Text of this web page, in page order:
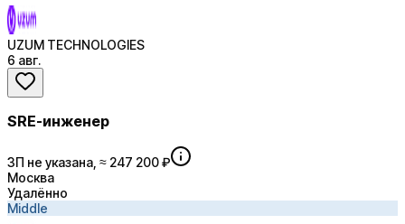
UZUM TECHNOLOGIES
6 авг.
SRE-инженер
ЗП не указана, ≈ 247 200 ₽
Москва
Удалённо
Middle